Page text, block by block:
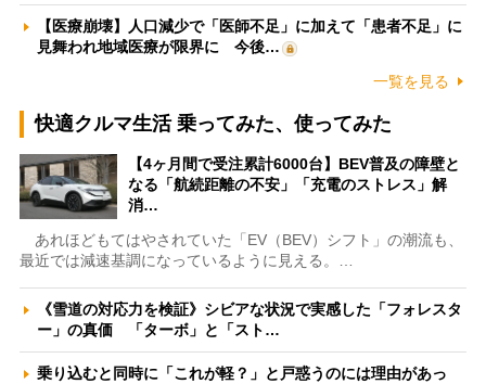
【医療崩壊】人口減少で「医師不足」に加えて「患者不足」に
見舞われ地域医療が限界に 今後…
一覧を見る
快適クルマ生活 乗ってみた、使ってみた
【4ヶ月間で受注累計6000台】BEV普及の障壁と
なる「航続距離の不安」「充電のストレス」解
消…
あれほどもてはやされていた「EV（BEV）シフト」の潮流も、
最近では減速基調になっているように見える。…
《雪道の対応力を検証》シビアな状況で実感した「フォレスタ
ー」の真価 「ターボ」と「スト…
乗り込むと同時に「これが軽？」と戸惑うのには理由があっ